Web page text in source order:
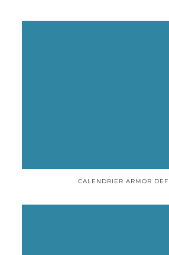
CALENDRIER ARMOR